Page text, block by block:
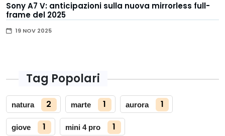
Sony A7 V: anticipazioni sulla nuova mirrorless full-
frame del 2025
19 NOV 2025
Tag Popolari
natura 2 marte 1 aurora 1
giove 1 mini 4 pro 1